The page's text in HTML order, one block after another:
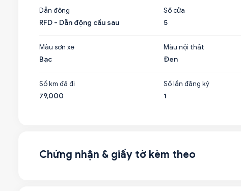
Dẫn động
RFD - Dẫn động cầu sau
Số cửa
5
Màu sơn xe
Bạc
Màu nội thất
Đen
Số km đã đi
79,000
Số lần đăng ký
1
Chứng nhận & giấy tờ kèm theo